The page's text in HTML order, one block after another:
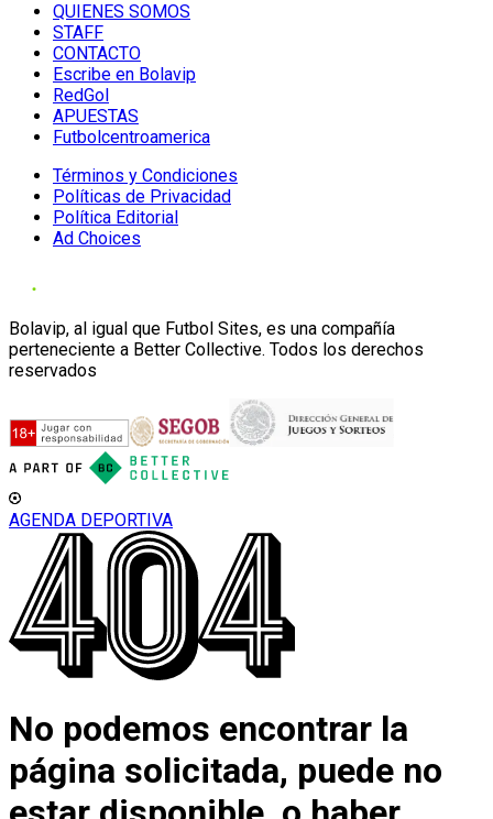
QUIENES SOMOS
STAFF
CONTACTO
Escribe en Bolavip
RedGol
APUESTAS
Futbolcentroamerica
Términos y Condiciones
Políticas de Privacidad
Política Editorial
Ad Choices
Bolavip, al igual que Futbol Sites, es una compañía
perteneciente a Better Collective. Todos los derechos
reservados
AGENDA DEPORTIVA
No podemos encontrar la
página solicitada, puede no